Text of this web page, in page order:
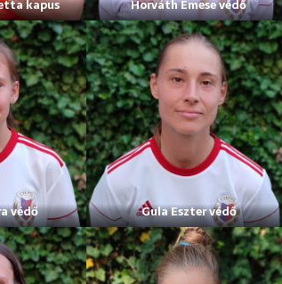
kapus Horváth Emese védő
védő Gula Eszter védő